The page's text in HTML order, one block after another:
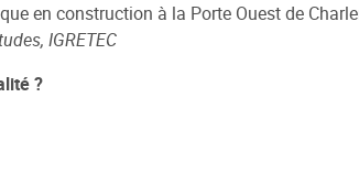
en construction à la Porte Ouest de
IGRETEC
?